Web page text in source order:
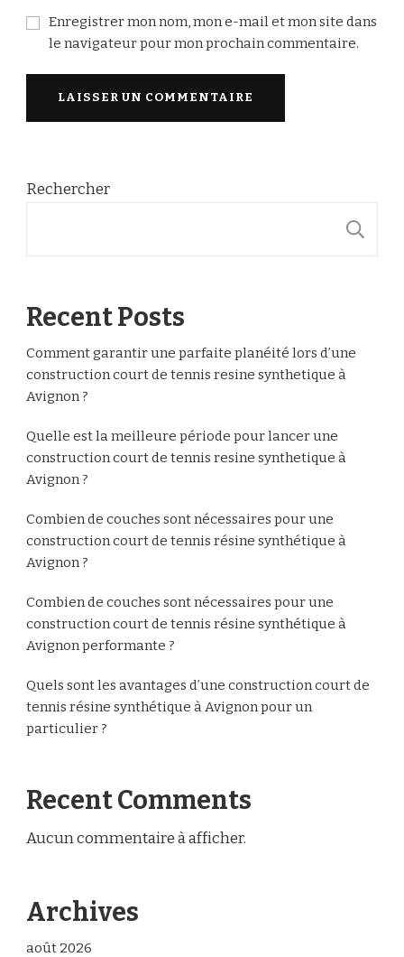
Enregistrer mon nom, mon e-mail et mon site dans
le navigateur pour mon prochain commentaire.
Rechercher
Recent Posts
Comment garantir une parfaite planéité lors d’une
construction court de tennis resine synthetique à
Avignon ?
Quelle est la meilleure période pour lancer une
construction court de tennis resine synthetique à
Avignon ?
Combien de couches sont nécessaires pour une
construction court de tennis résine synthétique à
Avignon ?
Combien de couches sont nécessaires pour une
construction court de tennis résine synthétique à
Avignon performante ?
Quels sont les avantages d’une construction court de
tennis résine synthétique à Avignon pour un
particulier ?
Recent Comments
Aucun commentaire à afficher.
Archives
août 2026